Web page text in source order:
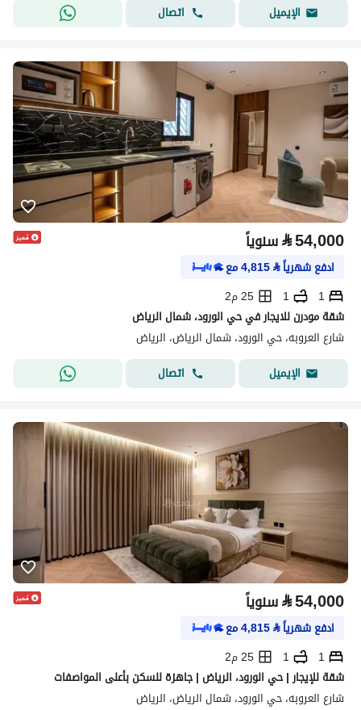
الإيميل
اتصال
⃁54,000 سنوياً
ادفع شهرياً⃁
4,815مع
1
1
25 م2
شقة مودرن للايجار في حي الورود، شمال الرياض
شارع العروبه، حي الورود، شمال الرياض، الرياض
الإيميل
اتصال
⃁54,000 سنوياً
ادفع شهرياً⃁
4,815مع
1
1
25 م2
شقة للإيجار | حي الورود، الرياض | جاهزة للسكن بأعلى المواصفات
شارع العروبه، حي الورود، شمال الرياض، الرياض